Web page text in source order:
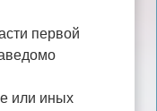
первой
или иных